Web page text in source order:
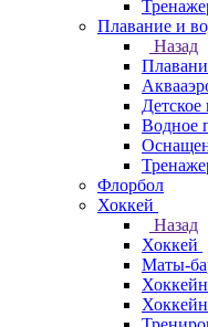
Плавание и
Назад
Детское
Водное
Флорбол
Хоккей
Назад
Хоккей
Маты-